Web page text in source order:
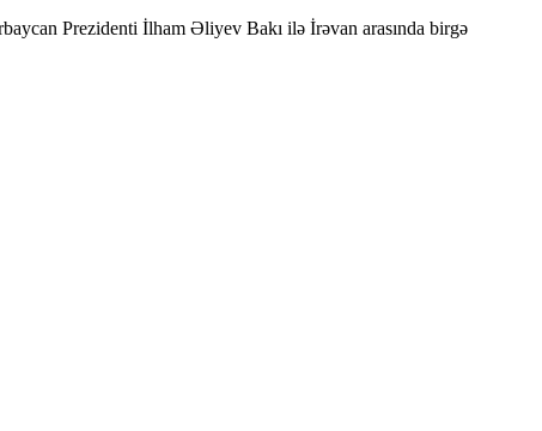
Prezidenti İlham Əliyev Bakı ilə İrəvan arasında birgə